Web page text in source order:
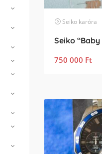
Seiko karóra
750 000 Ft